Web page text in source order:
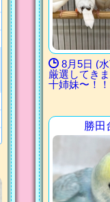
8月5日 (
厳選してき
十姉妹〜！
勝田